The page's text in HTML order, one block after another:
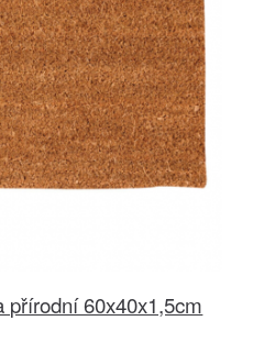
přírodní 60x40x1,5cm